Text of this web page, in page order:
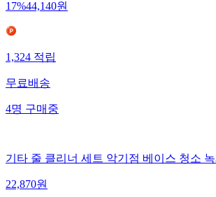
17%44,140원
1,324적립
무료배송
4명구매중
기타 줄 클리너 세트 악기점 베이스 청소
22,870원